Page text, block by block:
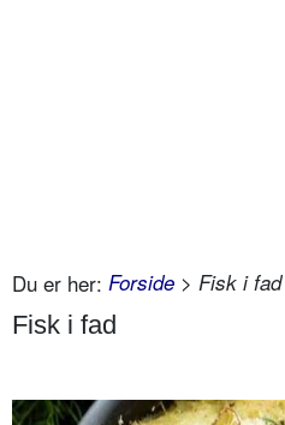
Du er her: Forside > Fisk i fad
Fisk i fad